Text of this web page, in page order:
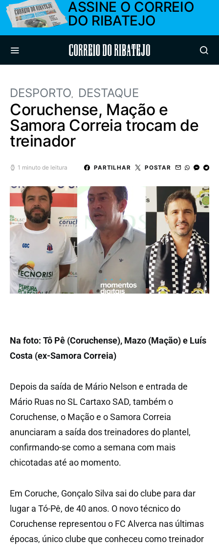
ASSINE O CORREIO
DO RIBATEJO
Correio do Ribatejo
DESPORTO DESTAQUE
Coruchense, Mação e
Samora Correia trocam de
treinador
1 minuto de leitura PARTILHAR POSTAR
Na foto: Tô Pê (Coruchense), Mazo (Mação) e Luís
Costa (ex-Samora Correia)
Depois da saída de Mário Nelson e entrada de
Mário Ruas no SL Cartaxo SAD, também o
Coruchense, o Mação e o Samora Correia
anunciaram a saída dos treinadores do plantel,
confirmando-se como a semana com mais
chicotadas até ao momento.
Em Coruche, Gonçalo Silva sai do clube para dar
lugar a Tó-Pê, de 40 anos. O novo técnico do
Coruchense representou o FC Alverca nas últimas
épocas, único clube que conheceu como treinador